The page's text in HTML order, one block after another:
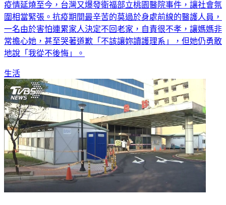
疫情延燒至今，台灣又爆發衛福部立桃園醫院事件，讓社會氛
圍相當緊張。抗疫期間最辛苦的莫過於身處前線的醫護人員，
一名由於害怕連累家人決定不回老家，自責很不孝，讓媽媽非
常擔心她，甚至哭著道歉「不該讓妳讀護理系」，但她仍勇敢
地說「我從不後悔」。
生活